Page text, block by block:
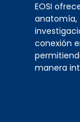
EOSI
anatomía,
conexión
manera